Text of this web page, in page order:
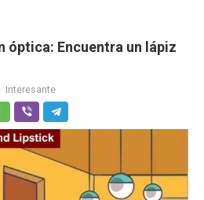
óptica: Encuentra un lápiz
Interesante